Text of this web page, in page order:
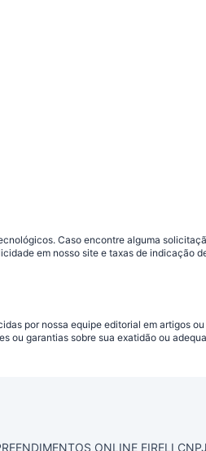
Caso encontre alguma
em nosso site e taxas de indicação
por nossa equipe editorial em artigos
ou garantias sobre sua exatidão ou
ONLINE EIRELI